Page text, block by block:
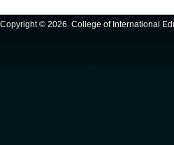
Copyright © 2026. College of International